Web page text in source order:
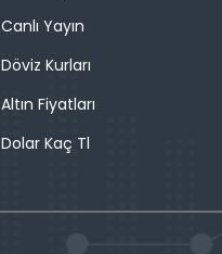
Canlı Yayın
Döviz Kurları
Altın Fiyatları
Dolar Kaç Tl